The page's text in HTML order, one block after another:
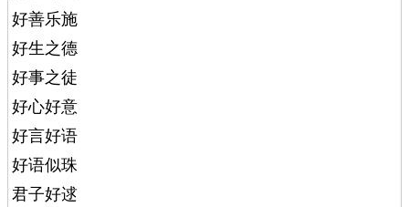
好善乐施
好生之德
好事之徒
好心好意
好言好语
好语似珠
君子好逑